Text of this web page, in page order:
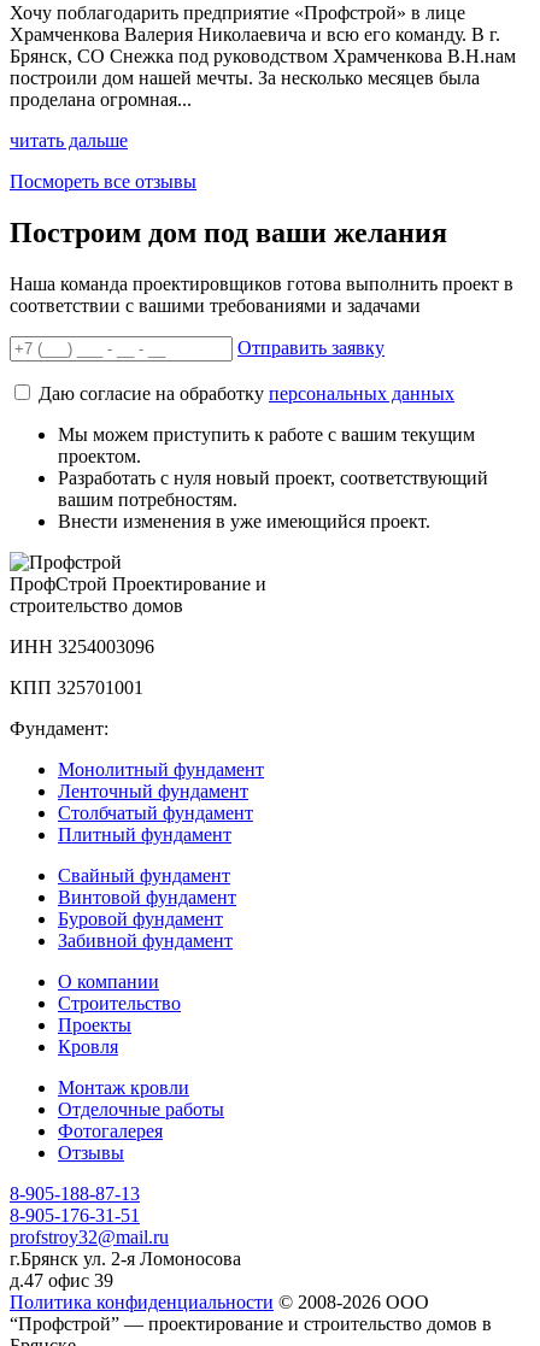
Хочу поблагодарить предприятие «Профстрой» в лице
Храмченкова Валерия Николаевича и всю его команду. В г.
Брянск, СО Снежка под руководством Храмченкова В.Н.нам
построили дом нашей мечты. За несколько месяцев была
проделана огромная...
читать дальше
Посмореть все отзывы
Построим дом под ваши желания
Наша команда проектировщиков готова выполнить проект в
соответствии с вашими требованиями и задачами
Отправить заявку
Даю согласие на обработку персональных данных
Мы можем приступить к работе с вашим текущим
проектом.
Разработать с нуля новый проект, соответствующий
вашим потребностям.
Внести изменения в уже имеющийся проект.
ПрофСтрой Проектирование и
строительство домов
ИНН 3254003096
КПП 325701001
Фундамент:
Монолитный фундамент
Ленточный фундамент
Столбчатый фундамент
Плитный фундамент
Свайный фундамент
Винтовой фундамент
Буровой фундамент
Забивной фундамент
О компании
Строительство
Проекты
Кровля
Монтаж кровли
Отделочные работы
Фотогалерея
Отзывы
8-905-188-87-13
8-905-176-31-51
profstroy32@mail.ru
г.Брянск ул. 2-я Ломоносова
д.47 офис 39
Политика конфиденциальности © 2008-2026 ООО
“Профстрой” — проектирование и строительство домов в